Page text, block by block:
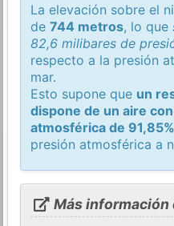
La elevación sobre el
de744 metros, lo que
82,6 milibares de
respecto a la presión
mar.
Esto supone que un
dispone de un aire
atmosférica de 91,85%
presión atmosférica a
Más información